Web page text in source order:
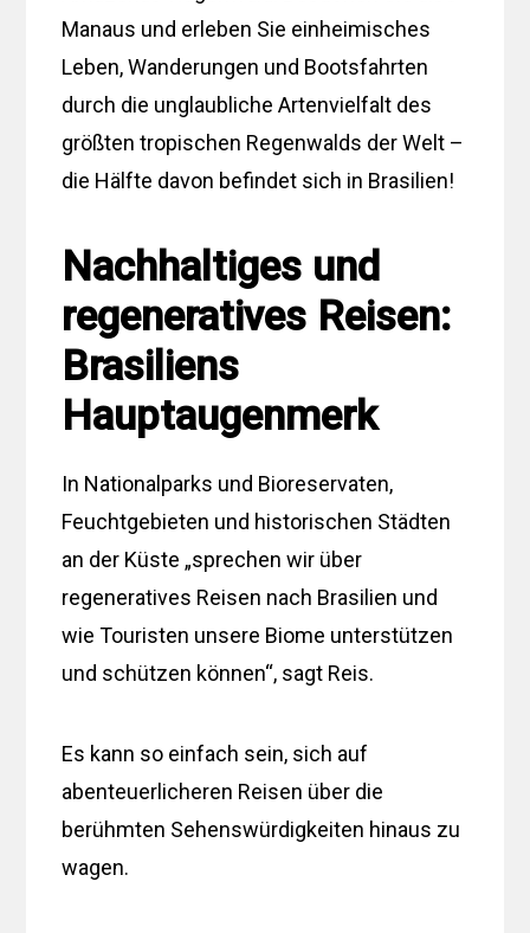
Manaus und erleben Sie einheimisches
Leben, Wanderungen und Bootsfahrten
durch die unglaubliche Artenvielfalt des
größten tropischen Regenwalds der Welt –
die Hälfte davon befindet sich in Brasilien!
Nachhaltiges und
regeneratives Reisen:
Brasiliens
Hauptaugenmerk
In Nationalparks und Bioreservaten,
Feuchtgebieten und historischen Städten
an der Küste „sprechen wir über
regeneratives Reisen nach Brasilien und
wie Touristen unsere Biome unterstützen
und schützen können“, sagt Reis.
Es kann so einfach sein, sich auf
abenteuerlicheren Reisen über die
berühmten Sehenswürdigkeiten hinaus zu
wagen.